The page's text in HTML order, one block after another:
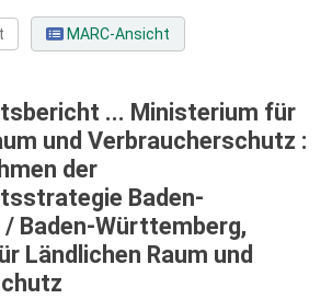
MARC-Ansicht
... Ministerium für
und Verbraucherschutz :
der
Baden-
/ Baden-Württemberg,
Ländlichen Raum und